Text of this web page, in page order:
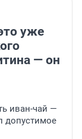
уже
— он
иван-чай —
допустимое